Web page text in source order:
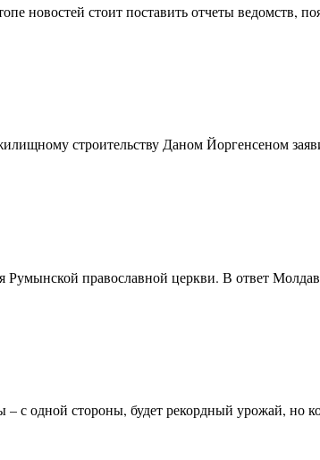
новостей стоит поставить отчеты ведомств,
строительству Даном Йоргенсеном
православной церкви. В ответ
одной стороны, будет рекордный урожай, но